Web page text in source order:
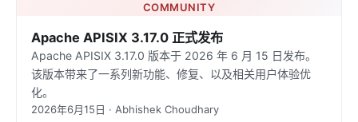
COMMUNITY
Apache APISIX 3.17.0 正式发布
Apache APISIX 3.17.0 版本于 2026 年 6 月 15 日发布。
该版本带来了一系列新功能、修复、以及相关用户体验优
化。
2026年6月15日 · Abhishek Choudhary